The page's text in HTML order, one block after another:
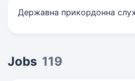
Державна прикордонна
Jobs 119